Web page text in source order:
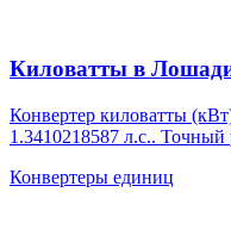
Киловатты в
Конвертер киловатты
1.3410218587 л.с.. Точный
Конвертеры единиц